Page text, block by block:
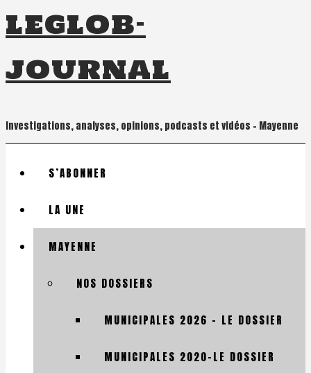
leglob-
journal
Investigations, analyses, opinions, podcasts et vidéos – Mayenne
S’ABONNER
LA UNE
MAYENNE
NOS DOSSIERS
MUNICIPALES 2026 – LE DOSSIER
MUNICIPALES 2020-LE DOSSIER